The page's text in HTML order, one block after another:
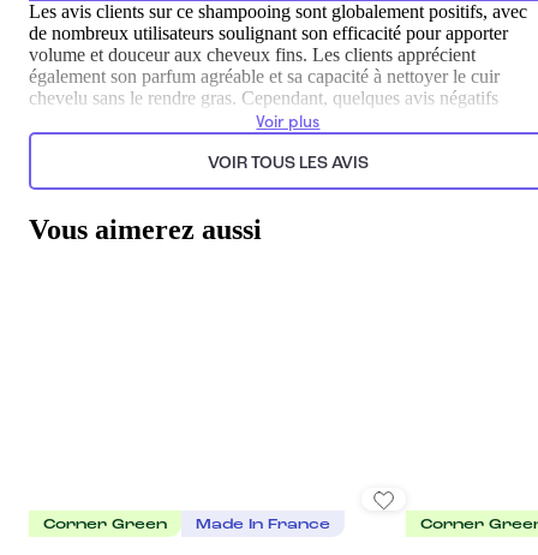
Les avis clients sur ce shampooing sont globalement positifs, avec
de nombreux utilisateurs soulignant son efficacité pour apporter
volume et douceur aux cheveux fins. Les clients apprécient
également son parfum agréable et sa capacité à nettoyer le cuir
chevelu sans le rendre gras. Cependant, quelques avis négatifs
mentionnent un manque d'épaisseur et des cheveux parfois perçus
comme lourds après utilisation, ce qui reflète des expériences
selon les types de cheveux.
Voir plus
VOIR TOUS LES AVIS
Vous aimerez aussi
Corner Green Made In France Corner